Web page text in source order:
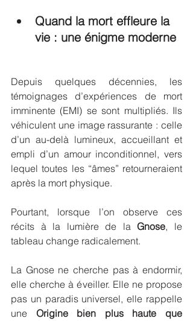
Quand la mort effleure la
vie : une énigme moderne
Depuis quelques décennies, les
témoignages d’expériences de mort
imminente (EMI) se sont multipliés. Ils
véhiculent une image rassurante : celle
d’un au-delà lumineux, accueillant et
empli d’un amour inconditionnel, vers
lequel toutes les “âmes” retourneraient
après la mort physique.
Pourtant, lorsque l’on observe ces
récits à la lumière de la Gnose, le
tableau change radicalement.
La Gnose ne cherche pas à endormir,
elle cherche à éveiller. Elle ne propose
pas un paradis universel, elle rappelle
une Origine bien plus haute que